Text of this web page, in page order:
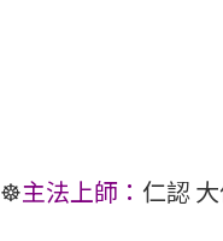
☸️主法上師： 仁認